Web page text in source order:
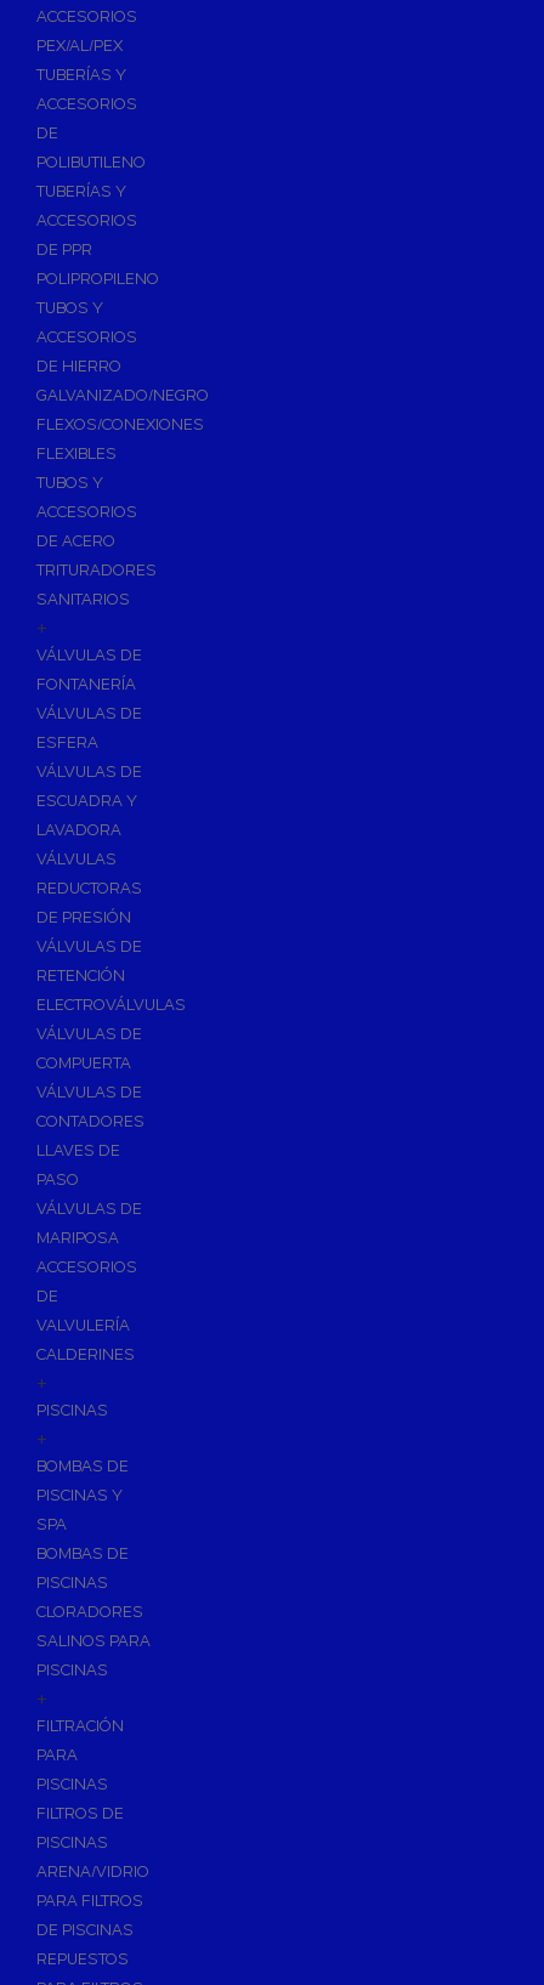
ACCESORIOS
PEX/AL/PEX
TUBERÍAS Y
ACCESORIOS
DE
POLIBUTILENO
TUBERÍAS Y
ACCESORIOS
DE PPR
POLIPROPILENO
TUBOS Y
ACCESORIOS
DE HIERRO
GALVANIZADO/NEGRO
FLEXOS/CONEXIONES
FLEXIBLES
TUBOS Y
ACCESORIOS
DE ACERO
TRITURADORES
SANITARIOS
+
VÁLVULAS DE
FONTANERÍA
VÁLVULAS DE
ESFERA
VÁLVULAS DE
ESCUADRA Y
LAVADORA
VÁLVULAS
REDUCTORAS
DE PRESIÓN
VÁLVULAS DE
RETENCIÓN
ELECTROVÁLVULAS
VÁLVULAS DE
COMPUERTA
VÁLVULAS DE
CONTADORES
LLAVES DE
PASO
VÁLVULAS DE
MARIPOSA
ACCESORIOS
DE
VALVULERÍA
CALDERINES
+
PISCINAS
+
BOMBAS DE
PISCINAS Y
SPA
BOMBAS DE
PISCINAS
CLORADORES
SALINOS PARA
PISCINAS
+
FILTRACIÓN
PARA
PISCINAS
FILTROS DE
PISCINAS
ARENA/VIDRIO
PARA FILTROS
DE PISCINAS
REPUESTOS